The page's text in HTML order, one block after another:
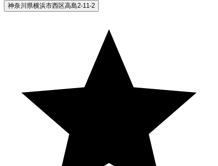
神奈川県横浜市西区高島2-11-2